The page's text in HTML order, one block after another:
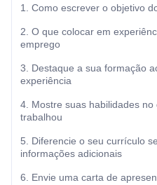
1. Como escrever o objetivo
2. O que colocar em
emprego
3. Destaque a sua formação
experiência
4. Mostre suas habilidades
trabalhou
5. Diferencie o seu currículo
informações adicionais
6. Envie uma carta de